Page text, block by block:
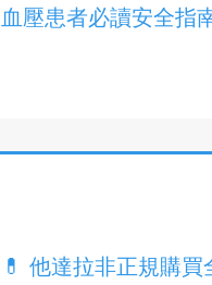
血壓患者必讀安全指
💊 他達拉非正規購買